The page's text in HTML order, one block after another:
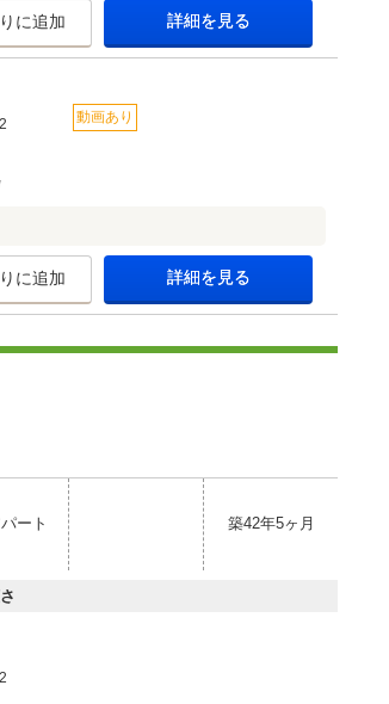
に追加 詳細を見る
2 動画あり
に追加 詳細を見る
ート 築42年5ヶ月
2